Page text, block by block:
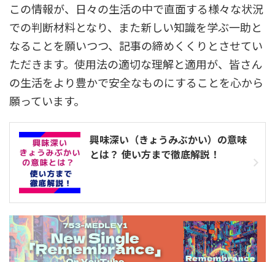
この情報が、日々の生活の中で直面する様々な状況
での判断材料となり、また新しい知識を学ぶ一助と
なることを願いつつ、記事の締めくくりとさせてい
ただきます。使用法の適切な理解と適用が、皆さん
の生活をより豊かで安全なものにすることを心から
願っています。
興味深い（きょうみぶかい）の意味
とは？ 使い方まで徹底解説！